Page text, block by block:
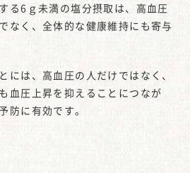
る6ｇ未満の塩分摂取は、高血圧
なく、全体的な健康維持にも寄与
には、高血圧の人だけではなく、
血圧上昇を抑えることにつなが
防に有効です。